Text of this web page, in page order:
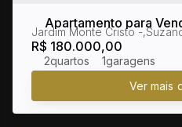
Apartamento para
bairro Jardim
R$ 180.000,00
Jardim Monte Cristo ,
2 1